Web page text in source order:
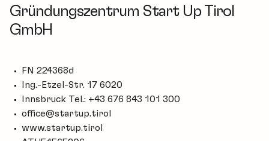
Gründungszentrum Start Up Tirol
GmbH
FN 224368d
Ing.-Etzel-Str. 17 6020
Innsbruck Tel.: +43 676 843 101 300
office@startup.tirol
www.startup.tirol